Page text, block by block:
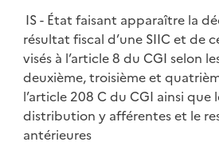
IS - État faisant apparaître la
résultat fiscal d’une SIIC et de
visés à l’article 8 du CGI selon
deuxième, troisième et
l’article 208 C du CGI ainsi que
distribution y afférentes et le
antérieures